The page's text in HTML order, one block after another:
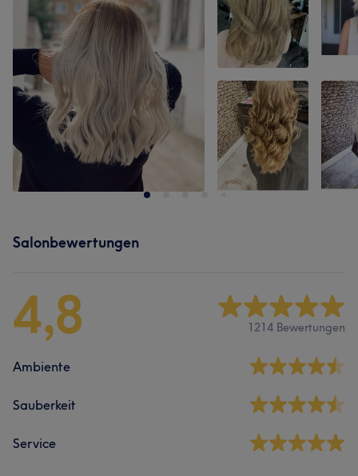
Salonbewertungen
4,8 1214 Bewertungen
Ambiente
Sauberkeit
Service